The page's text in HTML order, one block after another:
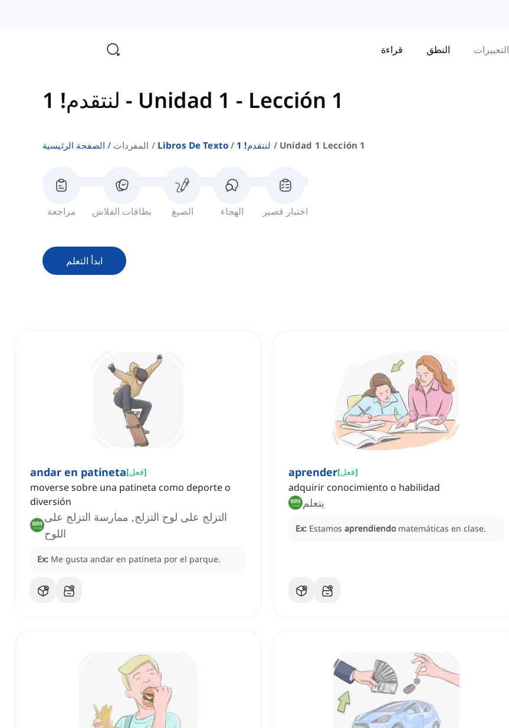
التعبيرات النطق قراءة
لنتقدم! 1 - Unidad 1 - Lección 1
الصفحة الرئيسية المفردات Libros De Texto لنتقدم! 1 Unidad 1 Lección 1
مراجعة بطاقات الفلاش الصيغ الهجاء اختبار قصير
ابدأ التعلم
andar en patineta[فعل]
moverse sobre una patineta como deporte o
diversión
التزلج على لوح التزلج, ممارسة التزلج على
اللوح
Ex: Me gusta andar en patineta por el parque.
aprender[فعل]
adquirir conocimiento o habilidad
يتعلم
Ex: Estamos aprendiendo matemáticas en clase.